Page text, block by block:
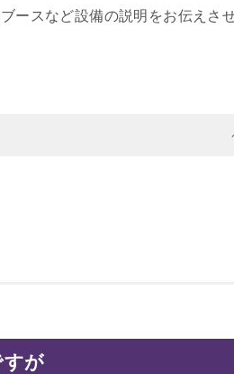
ースなど設備の説明をお伝えさ
が